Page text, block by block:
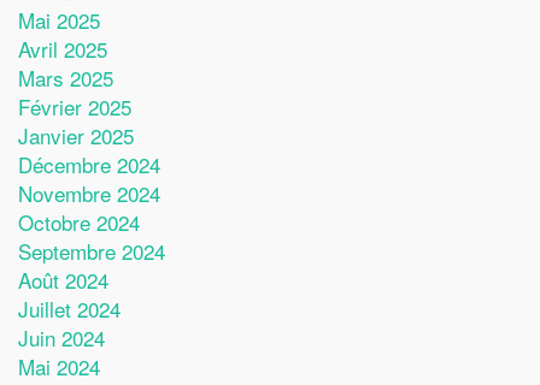
Mai 2025
Avril 2025
Mars 2025
Février 2025
Janvier 2025
Décembre 2024
Novembre 2024
Octobre 2024
Septembre 2024
Août 2024
Juillet 2024
Juin 2024
Mai 2024